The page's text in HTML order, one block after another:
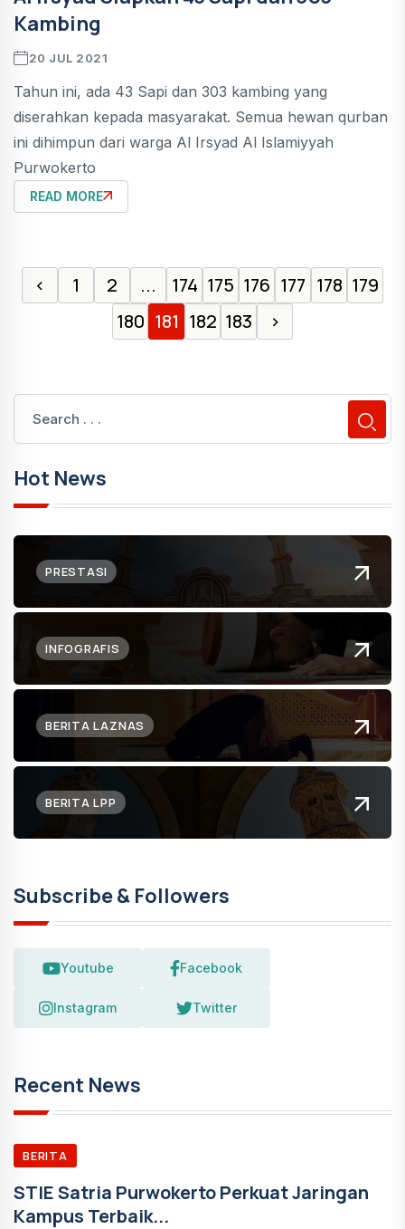
Kambing
20 JUL 2021
Tahun ini, ada 43 Sapi dan 303 kambing yang
diserahkan kepada masyarakat. Semua hewan qurban
ini dihimpun dari warga Al Irsyad Al Islamiyyah
Purwokerto
READ MORE
‹ 1 2 ... 174 175 176 177 178 179
180 181 182 183 ›
Hot News
PRESTASI
INFOGRAFIS
BERITA LAZNAS
BERITA LPP
Subscribe & Followers
Youtube Facebook
Instagram Twitter
Recent News
BERITA
STIE Satria Purwokerto Perkuat Jaringan
Kampus Terbaik...